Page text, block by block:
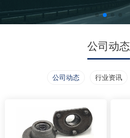
公司动态
公司动态 行业资讯